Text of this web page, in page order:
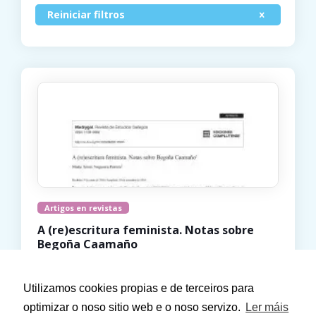
Reiniciar filtros
Artigos en revistas
A (re)escritura feminista. Notas sobre
Begoña Caamaño
Utilizamos cookies propias e de terceiros para
optimizar o noso sitio web e o noso servizo.
Ler máis